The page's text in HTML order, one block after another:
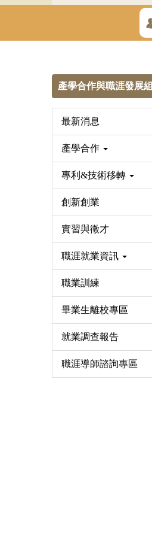
產學合作與職涯發展組
最新消息
產學合作
專利&技術移轉
創新創業
實習與徵才
職涯就業資訊
職業訓練
畢業生離校專區
就業調查報告
職涯導師諮詢專區